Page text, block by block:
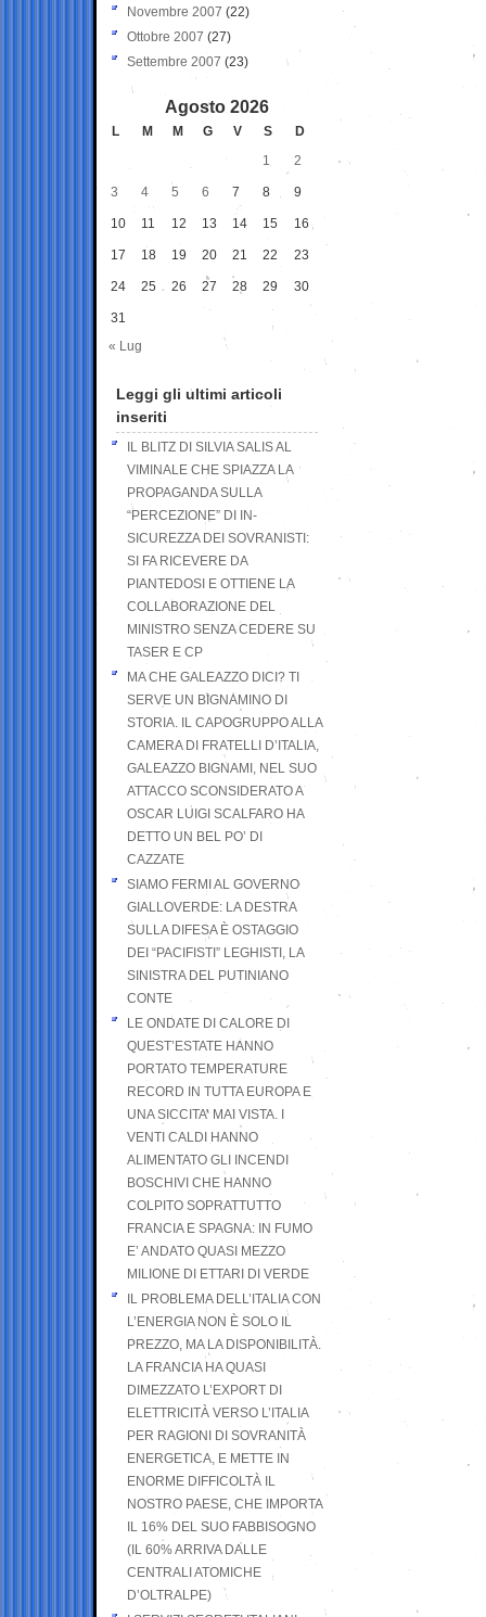
Novembre 2007 (22)
Ottobre 2007 (27)
Settembre 2007 (23)
Agosto 2026
L M M G V S
D
1
2
3 4 5 6 7 8 9
10 11 12 13 14 15 16
17 18 19 20 21 22 23
24 25 26 27 28 29 30
31
« Lug
Leggi gli ultimi articoli
inseriti
IL BLITZ DI SILVIA SALIS AL
VIMINALE CHE SPIAZZA LA
PROPAGANDA SULLA
“PERCEZIONE” DI IN-
SICUREZZA DEI SOVRANISTI:
SI FA RICEVERE DA
PIANTEDOSI E OTTIENE LA
COLLABORAZIONE DEL
MINISTRO SENZA CEDERE SU
TASER E CP
MA CHE GALEAZZO DICI? TI
SERVE UN BIGNAMINO DI
STORIA. IL CAPOGRUPPO ALLA
CAMERA DI FRATELLI D’ITALIA,
GALEAZZO BIGNAMI, NEL SUO
ATTACCO SCONSIDERATO A
OSCAR LUIGI SCALFARO HA
DETTO UN BEL PO’ DI
CAZZATE
SIAMO FERMI AL GOVERNO
GIALLOVERDE: LA DESTRA
SULLA DIFESA È OSTAGGIO
DEI “PACIFISTI” LEGHISTI, LA
SINISTRA DEL PUTINIANO
CONTE
LE ONDATE DI CALORE DI
QUEST’ESTATE HANNO
PORTATO TEMPERATURE
RECORD IN TUTTA EUROPA E
UNA SICCITA’ MAI VISTA. I
VENTI CALDI HANNO
ALIMENTATO GLI INCENDI
BOSCHIVI CHE HANNO
COLPITO SOPRATTUTTO
FRANCIA E SPAGNA: IN FUMO
E’ ANDATO QUASI MEZZO
MILIONE DI ETTARI DI VERDE
IL PROBLEMA DELL’ITALIA CON
L’ENERGIA NON È SOLO IL
PREZZO, MA LA DISPONIBILITÀ.
LA FRANCIA HA QUASI
DIMEZZATO L’EXPORT DI
ELETTRICITÀ VERSO L’ITALIA
PER RAGIONI DI SOVRANITÀ
ENERGETICA, E METTE IN
ENORME DIFFICOLTÀ IL
NOSTRO PAESE, CHE IMPORTA
IL 16% DEL SUO FABBISOGNO
(IL 60% ARRIVA DALLE
CENTRALI ATOMICHE
D’OLTRALPE)